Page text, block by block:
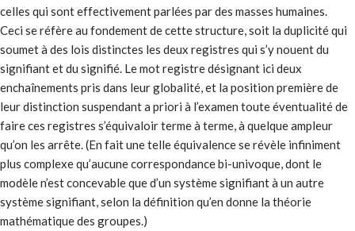
celles qui sont effectivement parlées par des masses humaines.
Ceci se réfère au fondement de cette structure, soit la duplicité qui
soumet à des lois distinctes les deux registres qui s’y nouent du
signifiant et du signifié. Le mot registre désignant ici deux
enchaînements pris dans leur globalité, et la position première de
leur distinction suspendant a priori à l’examen toute éventualité de
faire ces registres s’équivaloir terme à terme, à quelque ampleur
qu’on les arrête. (En fait une telle équivalence se révèle infiniment
plus complexe qu’aucune correspondance bi-univoque, dont le
modèle n’est concevable que d’un système signifiant à un autre
système signifiant, selon la définition qu’en donne la théorie
mathématique des groupes.)